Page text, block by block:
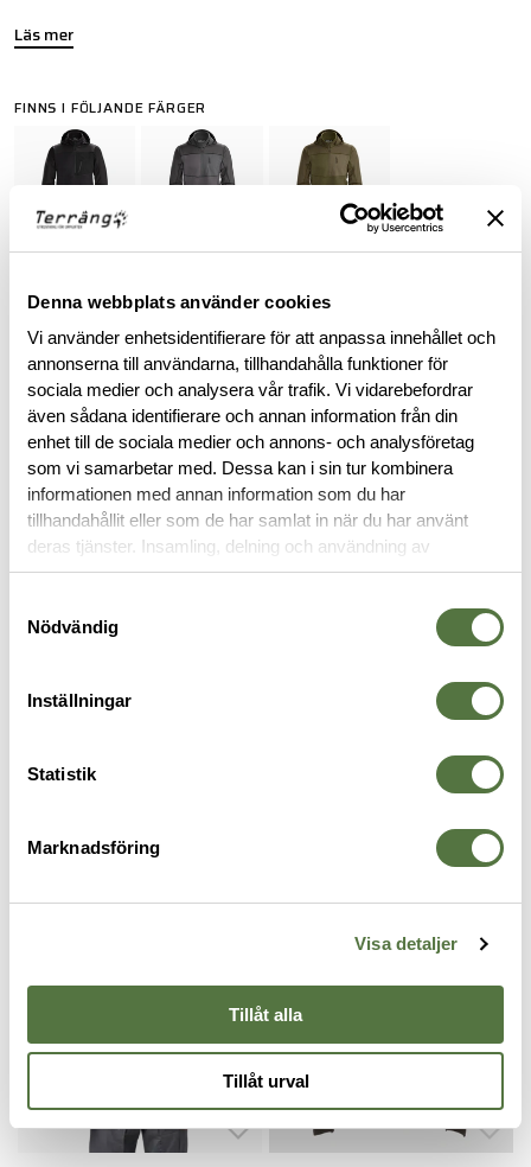
Denna webbplats använder cookies
Vi använder enhetsidentifierare för att anpassa innehållet och
annonserna till användarna, tillhandahålla funktioner för
sociala medier och analysera vår trafik. Vi vidarebefordrar
även sådana identifierare och annan information från din
enhet till de sociala medier och annons- och analysföretag
som vi samarbetar med. Dessa kan i sin tur kombinera
informationen med annan information som du har
tillhandahållit eller som de har samlat in när du har använt
deras tjänster. Insamling, delning och användning av
personuppgifter kan användas för personalisering av
Nödvändig
Inställningar
Statistik
Marknadsföring
Visa detaljer
Tillåt alla
Tillåt urval
Läs mer
FINNS I FÖLJANDE FÄRGER
ARC'TERYX LEAF PURCHASE INFORMATION
To purchase Arc'teryx LEAF products, you must provide valid
identification confirming your status as an authorized end-
user within law enforcement or military personnel. This
requirement ensures that these specialized products are
accessible to those in professional capacities where they are
intended to be utilized.
BESKRIVNING
MELLANLAGER